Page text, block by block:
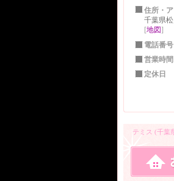
住所・
千葉県
[地図]
電話番号
営業時間
定休日
テミス (千葉